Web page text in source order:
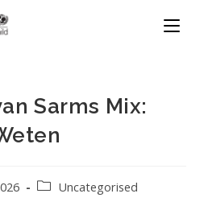
Sarms Mix:
Uncategorised